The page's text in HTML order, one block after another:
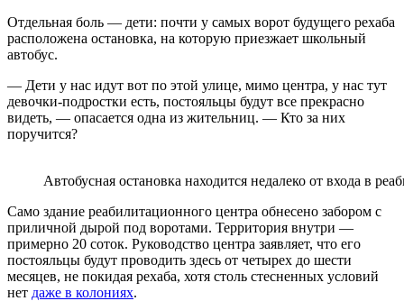
Отдельная боль — дети: почти у самых ворот будущего рехаба
расположена остановка, на которую приезжает школьный
автобус.
— Дети у нас идут вот по этой улице, мимо центра, у нас тут
девочки-подростки есть, постояльцы будут все прекрасно
видеть, — опасается одна из жительниц. — Кто за них
поручится?
Автобусная остановка находится недалеко от входа в
Само здание реабилитационного центра обнесено забором с
приличной дырой под воротами. Территория внутри —
примерно 20 соток. Руководство центра заявляет, что его
постояльцы будут проводить здесь от четырех до шести
месяцев, не покидая рехаба, хотя столь стесненных условий
нет даже в колониях.